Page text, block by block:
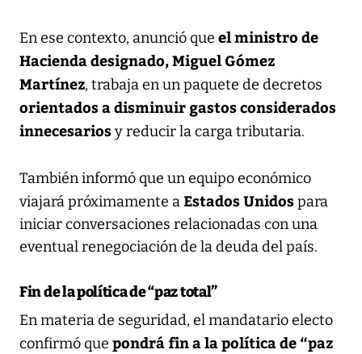
En ese contexto, anunció que el ministro de
Hacienda designado, Miguel Gómez
Martínez, trabaja en un paquete de decretos
orientados a disminuir gastos considerados
innecesariosy reducir la carga tributaria.
También informó que un equipo económico
viajará próximamente a Estados Unidospara
iniciar conversaciones relacionadas con una
eventual renegociación de la deuda del país.
Fin de la política de “paz total”
En materia de seguridad, el mandatario electo
confirmó que pondrá fin a la política de “paz